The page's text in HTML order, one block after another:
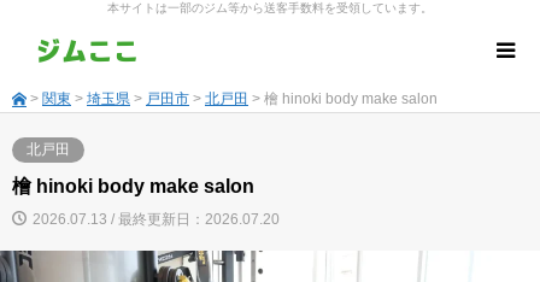
本サイトは一部のジム等から送客手数料を受領しています。
> 関東 > 埼玉県 > 戸田市 > 北戸田 > 檜 hinoki body make salon
北戸田
檜 hinoki body make salon
2026.07.13 / 最終更新日：2026.07.20